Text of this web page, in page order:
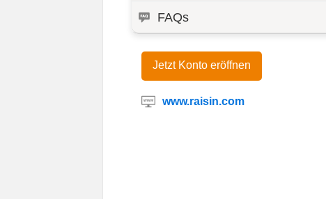
FAQs
Jetzt Konto eröffnen
www.raisin.com